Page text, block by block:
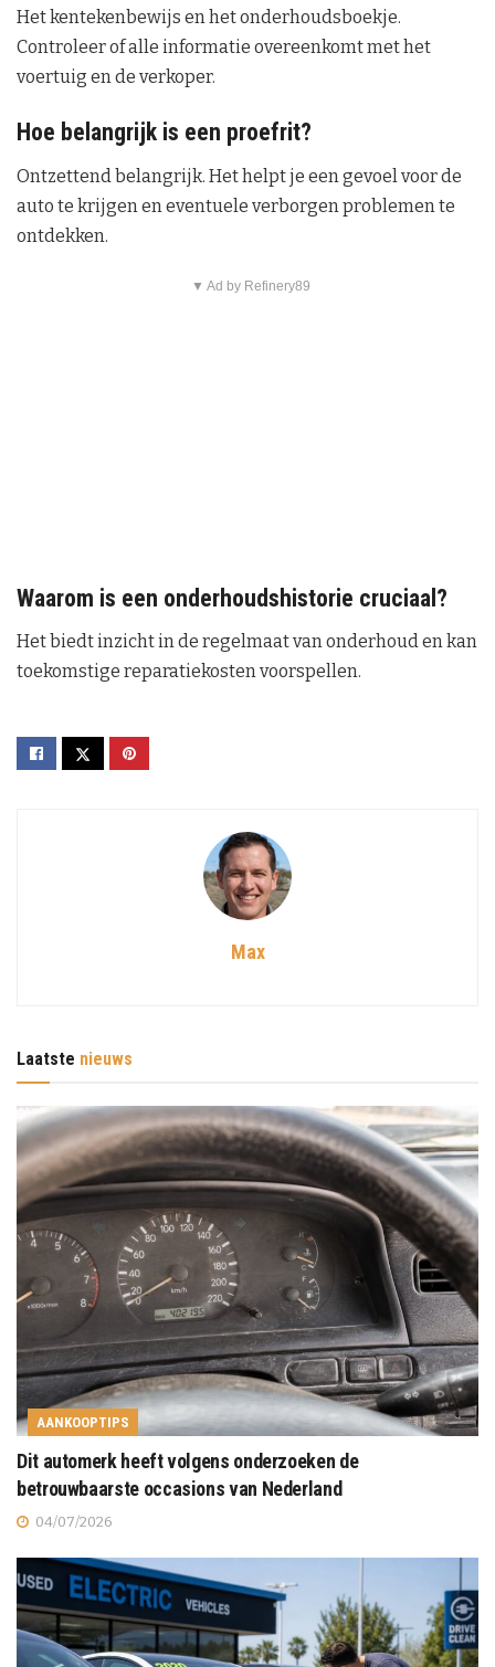
Het kentekenbewijs en het onderhoudsboekje.
Controleer of alle informatie overeenkomt met het
voertuig en de verkoper.
Hoe belangrijk is een proefrit?
Ontzettend belangrijk. Het helpt je een gevoel voor de
auto te krijgen en eventuele verborgen problemen te
ontdekken.
▼ Ad by Refinery89
Waarom is een onderhoudshistorie cruciaal?
Het biedt inzicht in de regelmaat van onderhoud en kan
toekomstige reparatiekosten voorspellen.
Max
Laatste nieuws
AANKOOPTIPS
Dit automerk heeft volgens onderzoeken de
betrouwbaarste occasions van Nederland
04/07/2026